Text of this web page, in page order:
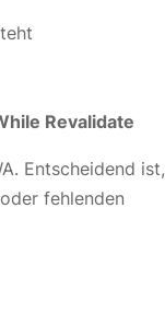
Revalidate
Entscheidend ist,
fehlenden